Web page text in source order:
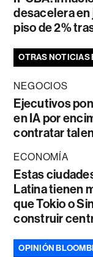
desacelera en
piso de 2%
OTRAS NOTICIAS
NEGOCIOS
Ejecutivos
en IA por
contratar
ECONOMÍA
Estas
Latina tienen
que Tokio o
construir
OPINIÓN